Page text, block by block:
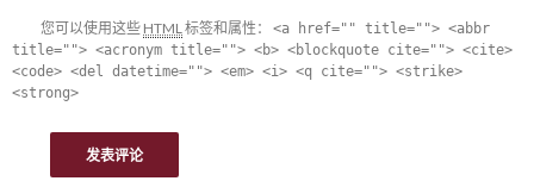
您可以使用这些 HTML标签和属性： <a href="" title=""> <abbr
title=""> <acronym title=""> <b> <blockquote cite=""> <cite>
<code> <del datetime=""> <em> <i> <q cite=""> <strike>
<strong>